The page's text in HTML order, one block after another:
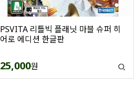
PSVITA 리틀빅 플래닛 마블 슈퍼 히
어로 에디션 한글판
25,000원